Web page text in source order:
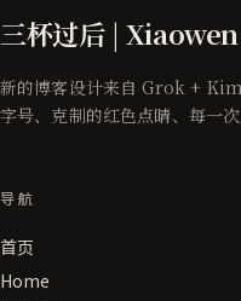
三杯过后 |
新的博客设计来自 Grok +
字号、克制的红色点睛、每一次
导航
首页
Home